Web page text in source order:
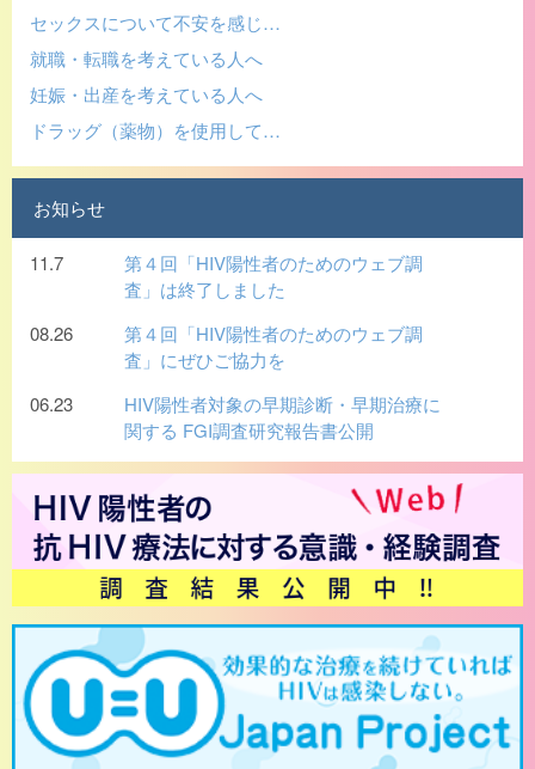
セックスについて不安を感じ…
就職・転職を考えている人へ
妊娠・出産を考えている人へ
ドラッグ（薬物）を使用して…
お知らせ
11.7
第４回「HIV陽性者のためのウェブ調
査」は終了しました
08.26
第４回「HIV陽性者のためのウェブ調
査」にぜひご協力を
06.23
HIV陽性者対象の早期診断・早期治療に
関する FGI調査研究報告書公開